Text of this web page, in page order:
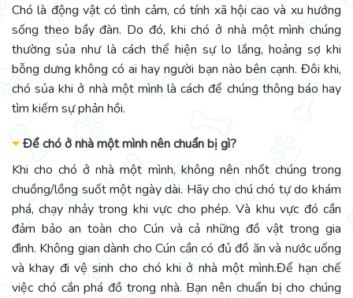
Chó là động vật có tình cảm, có tính xã hội cao và xu hướng
sống theo bầy đàn. Do đó, khi chó ở nhà một mình chúng
thường sủa như là cách thể hiện sự lo lắng, hoảng sợ khi
bỗng dưng không có ai hay người bạn nào bên cạnh. Đôi khi,
chó sủa khi ở nhà một mình là cách để chúng thông báo hay
tìm kiếm sự phản hồi.
Để chó ở nhà một mình nên chuẩn bị gì?
Khi cho chó ở nhà một mình, không nên nhốt chúng trong
chuồng/lồng suốt một ngày dài. Hãy cho chú chó tự do khám
phá, chạy nhảy trong khi vực cho phép. Và khu vực đó cần
đảm bảo an toàn cho Cún và cả những đồ vật trong gia
đình. Không gian dành cho Cún cần có đủ đồ ăn và nước uống
và khay đi vệ sinh cho chó khi ở nhà một mình.Để hạn chế
việc chó cắn phá đồ trong nhà. Bạn nên chuẩn bị cho chúng